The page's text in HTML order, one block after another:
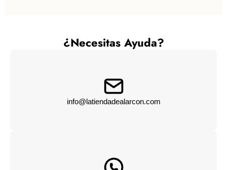
¿Necesitas Ayuda?
info@latiendadealarcon.com